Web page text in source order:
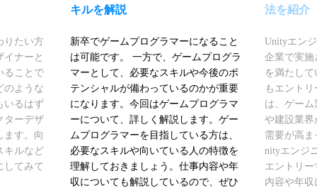
りたい方
イナーと
ることで
のような
いるはず
ターデザ
ます。向
キルなど
してみて
キルを解説
新卒でゲームプログラマーになること
は可能です。 一方で、ゲームプログラ
マーとして、必要なスキルや今後のポ
テンシャルが備わっているのかが重要
になります。今回はゲームプログラマ
ーについて、詳しく解説します。ゲー
ムプログラマーを目指している方は、
必要なスキルや向いている人の特徴を
理解しておきましょう。仕事内容や年
収についても解説しているので、ぜひ
法を紹介
Unityエン
企業で実施
を満たし
もエント
は、ゲー
や建設業界
需要が高
nityエンジ
エントリ
内容や年